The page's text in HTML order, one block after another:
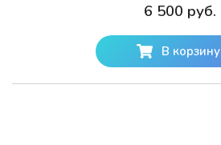
6 500 руб.
В корзину